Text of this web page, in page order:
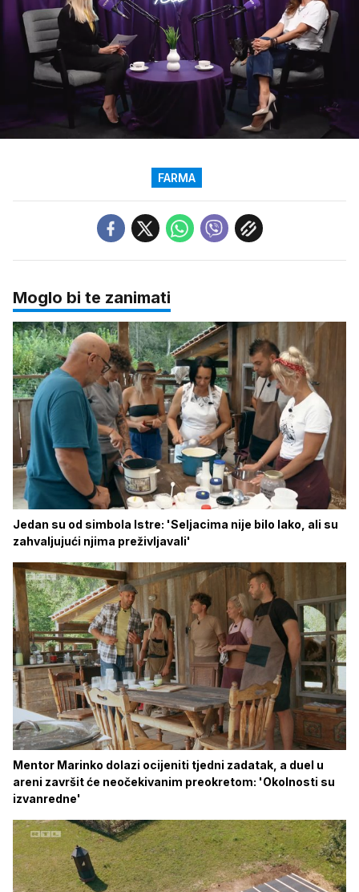
zvuk
FARMA
Moglo bi te zanimati
Jedan su od simbola Istre: 'Seljacima nije bilo lako, ali su
zahvaljujući njima preživljavali'
Mentor Marinko dolazi ocijeniti tjedni zadatak, a duel u
areni završit će neočekivanim preokretom: 'Okolnosti su
izvanredne'